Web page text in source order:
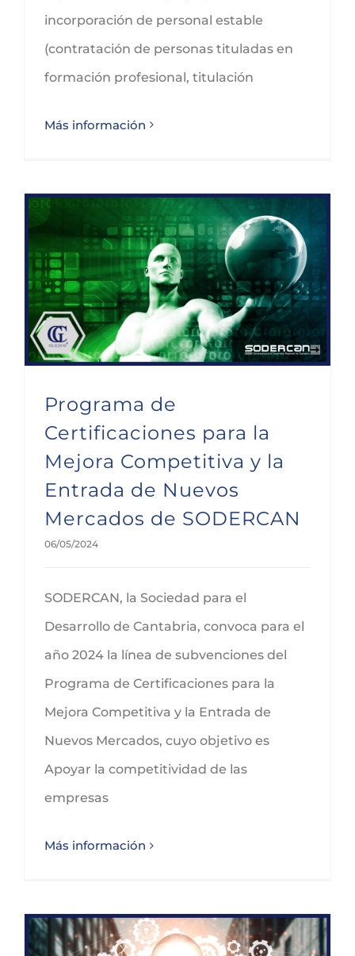
incorporación de personal estable
(contratación de personas tituladas en
formación profesional, titulación
Más información
Programa de
Certificaciones para la
Mejora Competitiva y la
Entrada de Nuevos
Mercados de SODERCAN
06/05/2024
SODERCAN, la Sociedad para el
Desarrollo de Cantabria, convoca para el
año 2024 la línea de subvenciones del
Programa de Certificaciones para la
Mejora Competitiva y la Entrada de
Nuevos Mercados, cuyo objetivo es
Apoyar la competitividad de las
empresas
Más información